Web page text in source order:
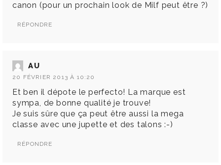
canon (pour un prochain look de Milf peut être ?)
RÉPONDRE
AU
20 FÉVRIER 2013 À 10:20
Et ben il dépote le perfecto! La marque est
sympa, de bonne qualité je trouve!
Je suis sûre que ça peut être aussi la mega
classe avec une jupette et des talons :-)
RÉPONDRE